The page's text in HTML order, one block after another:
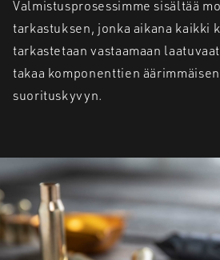
Valmistusprosessimme sisältää
tarkastuksen, jonka aikana kaikki
tarkastetaan vastaamaan
takaa komponenttien
suorituskyvyn.